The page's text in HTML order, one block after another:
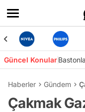
Güncel Konular
Haberler Gündem
Çakmak